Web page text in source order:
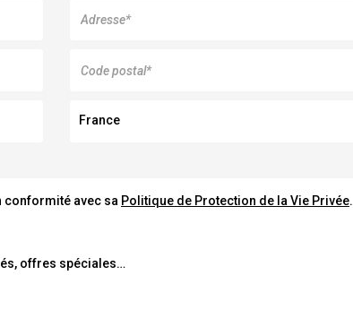
France
conformité avec sa Politique de Protection de la Vie Privée.
offres spéciales…